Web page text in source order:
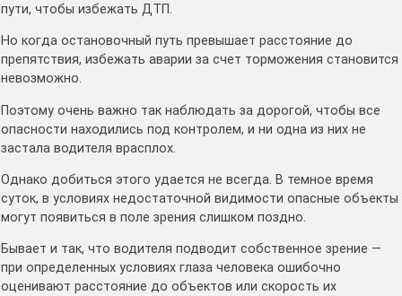
пути, чтобы избежать ДТП.
Но когда остановочный путь превышает расстояние до
препятствия, избежать аварии за счет торможения становится
невозможно.
Поэтому очень важно так наблюдать за дорогой, чтобы все
опасности находились под контролем, и ни одна из них не
застала водителя врасплох.
Однако добиться этого удается не всегда. В темное время
суток, в условиях недостаточной видимости опасные объекты
могут появиться в поле зрения слишком поздно.
Бывает и так, что водителя подводит собственное зрение —
при определенных условиях глаза человека ошибочно
оценивают расстояние до объектов или скорость их